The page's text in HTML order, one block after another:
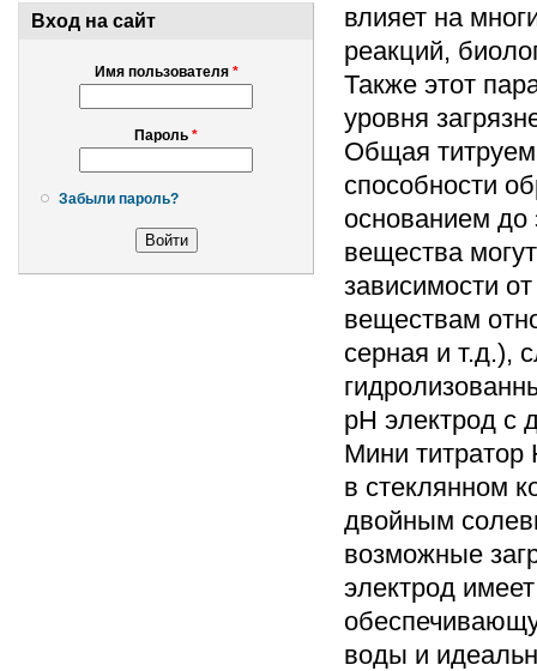
Вход на сайт
Имя пользователя *
Пароль *
Забыли пароль?
влияет на
реакций,
Также этот
уровня
Общая
способности
основанием до
вещества
зависимости
веществам
серная и т.д.),
рН электрод с
Мини титратор
в стеклянном
двойным
возможные
электрод
воды и